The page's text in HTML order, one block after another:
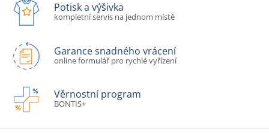
Potisk a výšivka
kompletní servis na jednom místě
Garance snadného vrácení
online formulář pro rychlé vyřízení
Věrnostní program
BONTIS+